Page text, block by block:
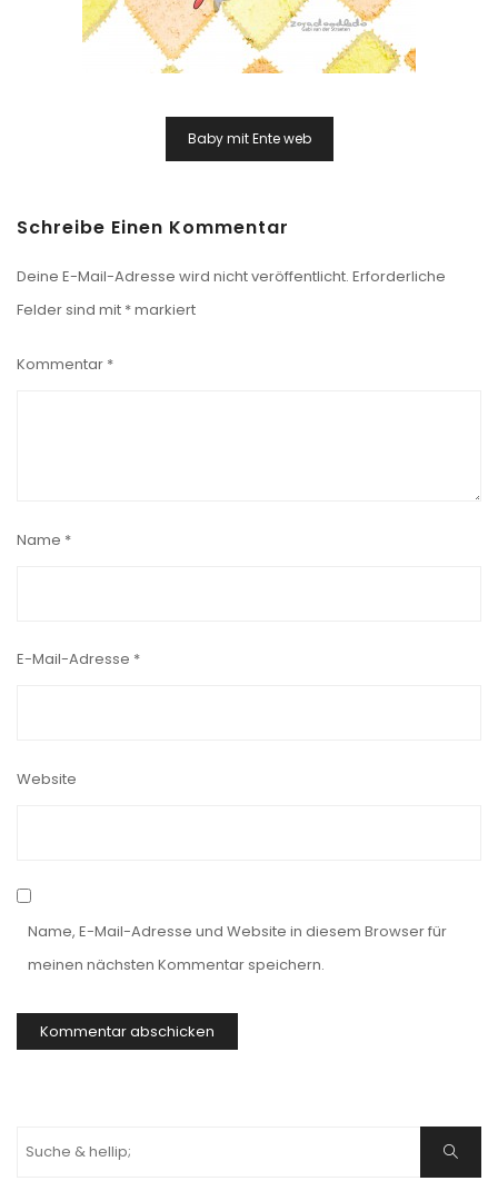
BeitragsnavigationBaby mit Ente web
Schreibe Einen Kommentar
Deine E-Mail-Adresse wird nicht veröffentlicht. Erforderliche
Felder sind mit *markiert
Kommentar *
Name *
E-Mail-Adresse *
Website
Name, E-Mail-Adresse und Website in diesem Browser für
meinen nächsten Kommentar speichern.
Suchen
Suche